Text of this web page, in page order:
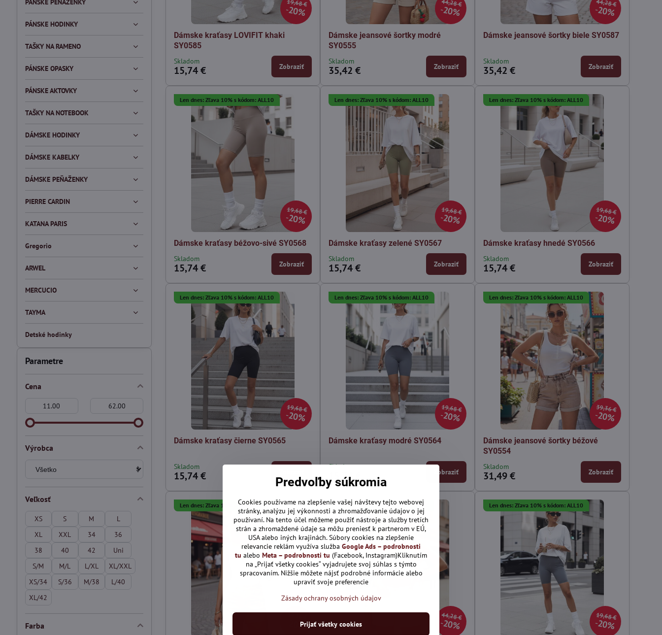
19,68 €
20%
Dámske kraťasy LOVIFIT khaki
SY0585
Skladom
15,74 € Zobraziť
44,28 €
20%
Dámske jeansové šortky modré
SY0555
Skladom
35,42 € Zobraziť
44,28 €
20%
Dámske jeansové šortky biele SY0587
Skladom
35,42 € Zobraziť
19,68 €
20%
Len dnes: Zľava 10% s kódom: ALL10
Dámske kraťasy béžovo-sivé SY0568
Skladom
15,74 € Zobraziť
19,68 €
20%
Len dnes: Zľava 10% s kódom: ALL10
Dámske kraťasy zelené SY0567
Skladom
15,74 € Zobraziť
19,68 €
20%
Len dnes: Zľava 10% s kódom: ALL10
Dámske kraťasy hnedé SY0566
Skladom
15,74 € Zobraziť
19,68 €
20%
Len dnes: Zľava 10% s kódom: ALL10
Dámske kraťasy čierne SY0565
Skladom
15,74 €
19,68 €
20%
Len dnes: Zľava 10% s kódom: ALL10
Dámske kraťasy modré SY0564
Skladom
15,74 € Zobraziť
39,36 €
20%
Len dnes: Zľava 10% s kódom: ALL10
Dámske jeansové šortky béžové
SY0554
Skladom
31,49 € Zobraziť
20%
Len dnes: Zľava 10% s kódom: ALL10
44,28 €
20%
Len dnes: Zľava 10% s kódom: ALL10
19,68 €
20%
Len dnes: Zľava 10% s kódom: ALL10
Parametre
Cena
Výrobca
Veľkosť
XS S M
L
XL
XXL 34
36
38
40 42
Uni
S/M
M/L L/XL
XL/XXL
XS/34
S/36 M/38
L/40
XL/42
Farba
PÁNSKE PEŇAŽENKY
PÁNSKE HODINKY
TAŠKY NA RAMENO
PÁNSKE OPASKY
PÁNSKE AKTOVKY
TAŠKY NA NOTEBOOK
DÁMSKE HODINKY
DÁMSKE KABELKY
DÁMSKE PEŇAŽENKY
PIERRE CARDIN
KATANA PARIS
Gregorio
ARWEL
MERCUCIO
TAYMA
Detské hodinky
Predvoľby súkromia
Cookies používame na zlepšenie vašej návštevy tejto webovej
stránky, analýzu jej výkonnosti a zhromažďovanie údajov o jej
používaní. Na tento účel môžeme použiť nástroje a služby tretích
strán a zhromaždené údaje sa môžu preniesť k partnerom v EÚ,
USA alebo iných krajinách. Súbory cookies na zlepšenie
relevancie reklám využíva služba Google Ads – podrobnosti
tu alebo Meta – podrobnosti tu (Facebook, Instagram)Kliknutím
na „Prijať všetky cookies“ vyjadrujete svoj súhlas s týmto
spracovaním. Nižšie môžete nájsť podrobné informácie alebo
upraviť svoje preferencie
Zásady ochrany osobných údajov
Prijať všetky cookies